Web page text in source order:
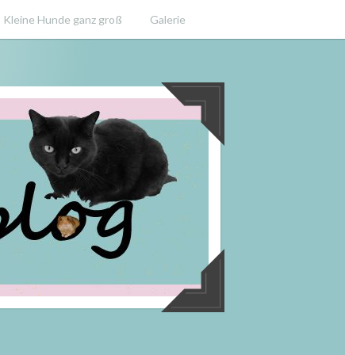
Kleine Hunde ganz groß Galerie